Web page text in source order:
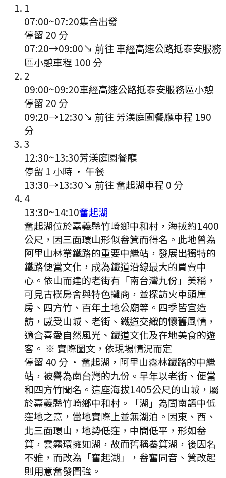
1
07:00~07:20集合出發
停留 20 分
07:20→09:00↘ 前往 車經高速公路抵泰安服務
區小憩車程 100 分
2
09:00~09:20車經高速公路抵泰安服務區小憩
停留 20 分
09:20→12:30↘ 前往 芳渼庭園餐廳車程 190
分
3
12:30~13:30芳渼庭園餐廳
停留 1 小時 · 午餐
13:30→13:30↘ 前往奮起湖車程 0 分
4
13:30~14:10奮起湖
奮起湖位於嘉義縣竹崎鄉中和村，海拔約1400
公尺，因三面環山形似畚箕而得名。此地曾為
阿里山林業鐵路的重要中繼站，發展出獨特的
鐵路便當文化，成為鐵道沿線最大的買賣中
心。依山而建的老街有「南台灣九份」美稱，
可見古樸房舍與特色攤商，並探訪火車頭庫
房、四方竹、百年土地公廟等。四季皆宜造
訪，感受山城、老街、鐵道交織的懷舊風情，
適合喜愛自然風光、鐵道文化及在地美食的遊
客。 ※ 實際圖文，依現場情況而定
停留 40 分 · 奮起湖，阿里山森林鐵路的中繼
站，被譽為南台灣的九份。早年以老街、便當
和四方竹聞名。這座海拔1405公尺的山城，屬
於嘉義縣竹崎鄉中和村。「湖」為閩南語中低
窪地之意，當地實際上並無湖泊。因東、西、
北三面環山，地勢低窪，中間低平，形如畚
箕，雲霧環擁如湖，故而舊稱畚箕湖，後因名
不雅，而改為「奮起湖」，畚奮同音、箕改起
則用意奮發圖強。